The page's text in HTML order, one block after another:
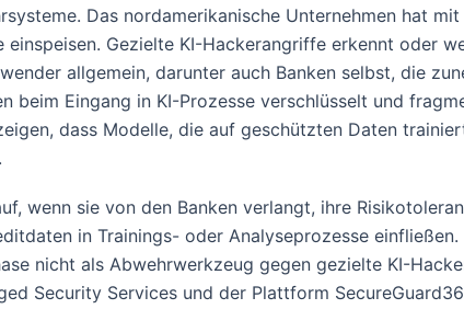
Das nordamerikanische Unternehmen hat
einspeisen. Gezielte KI-Hackerangriffe erkennt oder
allgemein, darunter auch Banken selbst, die
beim Eingang in KI-Prozesse verschlüsselt und
dass Modelle, die auf geschützten Daten
wenn sie von den Banken verlangt, ihre
in Trainings- oder Analyseprozesse
nicht als Abwehrwerkzeug gegen gezielte KI-
Security Services und der Plattform